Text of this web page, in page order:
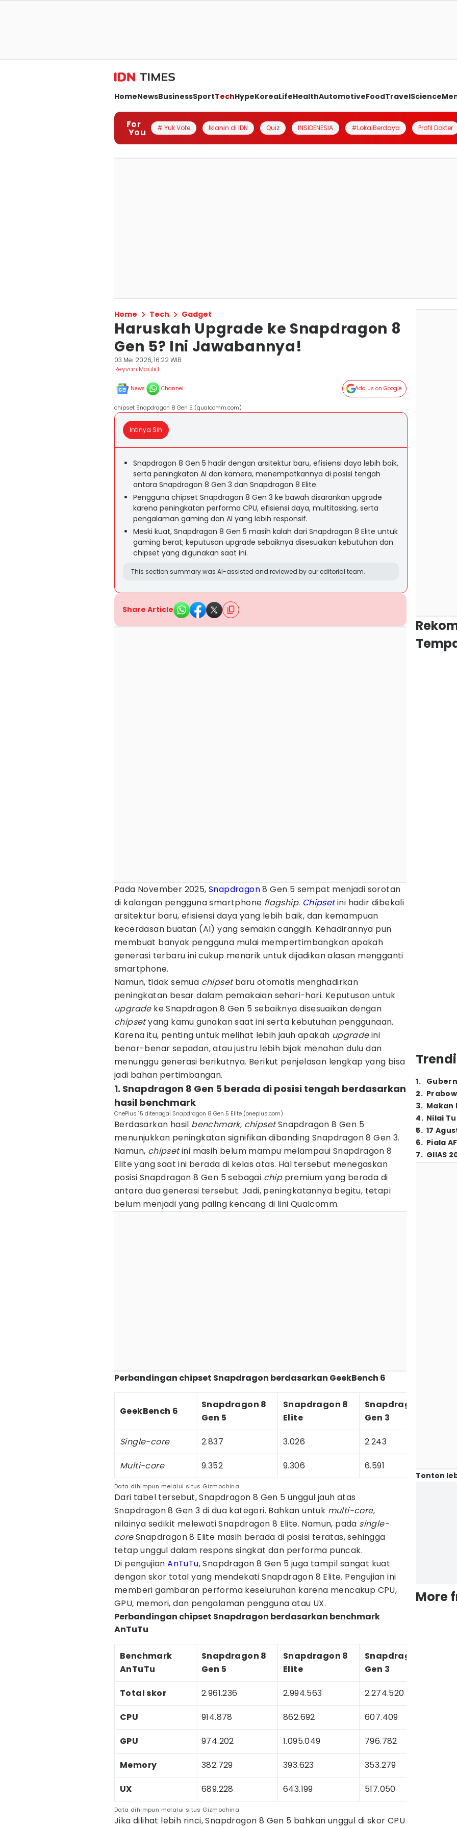
HomeNewsBusinessSportTechHypeKoreaLifeHealthAutomotiveFoodTravelScience
For
You # Yuk Vote Iklanin di IDN Quiz INSIDENESIA #LokalBerdaya Profil Dokter
Home Tech Gadget
Haruskah Upgrade ke Snapdragon 8
Gen 5? Ini Jawabannya!
03 Mei 2026, 16:22 WIB
Reyvan Maulid
News Channel Add Us on Google
chipset Snapdragon 8 Gen 5 (qualcomm.com)
Intinya Sih
Snapdragon 8 Gen 5 hadir dengan arsitektur baru, efisiensi daya lebih baik,
serta peningkatan AI dan kamera, menempatkannya di posisi tengah
antara Snapdragon 8 Gen 3 dan Snapdragon 8 Elite.
Pengguna chipset Snapdragon 8 Gen 3 ke bawah disarankan upgrade
karena peningkatan performa CPU, efisiensi daya, multitasking, serta
pengalaman gaming dan AI yang lebih responsif.
Meski kuat, Snapdragon 8 Gen 5 masih kalah dari Snapdragon 8 Elite untuk
gaming berat; keputusan upgrade sebaiknya disesuaikan kebutuhan dan
chipset yang digunakan saat ini.
This section summary was AI-assisted and reviewed by our editorial team.
Share Article
Pada November 2025, Snapdragon8 Gen 5 sempat menjadi sorotan
di kalangan pengguna smartphone flagship. Chipsetini hadir dibekali
arsitektur baru, efisiensi daya yang lebih baik, dan kemampuan
kecerdasan buatan (AI) yang semakin canggih. Kehadirannya pun
membuat banyak pengguna mulai mempertimbangkan apakah
generasi terbaru ini cukup menarik untuk dijadikan alasan mengganti
smartphone.
Namun, tidak semua chipsetbaru otomatis menghadirkan
peningkatan besar dalam pemakaian sehari-hari. Keputusan untuk
upgradeke Snapdragon 8 Gen 5 sebaiknya disesuaikan dengan
chipsetyang kamu gunakan saat ini serta kebutuhan penggunaan.
Karena itu, penting untuk melihat lebih jauh apakah upgradeini
benar-benar sepadan, atau justru lebih bijak menahan dulu dan
menunggu generasi berikutnya. Berikut penjelasan lengkap yang bisa
jadi bahan pertimbangan.
1. Snapdragon 8 Gen 5 berada di posisi tengah berdasarkan
hasil benchmark
OnePlus 15 ditenagai Snapdragon 8 Gen 5 Elite (oneplus.com)
Berdasarkan hasil benchmark, chipsetSnapdragon 8 Gen 5
menunjukkan peningkatan signifikan dibanding Snapdragon 8 Gen 3.
Namun, chipsetini masih belum mampu melampaui Snapdragon 8
Elite yang saat ini berada di kelas atas. Hal tersebut menegaskan
posisi Snapdragon 8 Gen 5 sebagai chippremium yang berada di
antara dua generasi tersebut. Jadi, peningkatannya begitu, tetapi
belum menjadi yang paling kencang di lini Qualcomm.
Perbandingan chipset Snapdragon berdasarkan GeekBench 6
Data dihimpun melalui situs Gizmochina
GeekBench 6
Snapdragon 8
Gen 5
Snapdragon 8
Elite
Snapdragon 8
Gen 3
Single-core 2.837 3.026 2.243
Multi-core 9.352 9.306 6.591
Dari tabel tersebut, Snapdragon 8 Gen 5 unggul jauh atas
Snapdragon 8 Gen 3 di dua kategori. Bahkan untuk multi-core,
nilainya sedikit melewati Snapdragon 8 Elite. Namun, pada single-
coreSnapdragon 8 Elite masih berada di posisi teratas, sehingga
tetap unggul dalam respons singkat dan performa puncak.
Di pengujianAnTuTu, Snapdragon 8 Gen 5 juga tampil sangat kuat
dengan skor total yang mendekati Snapdragon 8 Elite. Pengujian ini
memberi gambaran performa keseluruhan karena mencakup CPU,
GPU, memori, dan pengalaman pengguna atau UX.
Perbandingan chipset Snapdragon berdasarkan benchmark
AnTuTu
Data dihimpun melalui situs Gizmochina
Benchmark
AnTuTu
Snapdragon 8
Gen 5
Snapdragon 8
Elite
Snapdragon 8
Gen 3
Total skor 2.961.236 2.994.563 2.274.520
CPU 914.878 862.692 607.409
GPU 974.202 1.095.049 796.782
Memory 382.729 393.623 353.279
UX 689.228 643.199 517.050
Jika dilihat lebih rinci, Snapdragon 8 Gen 5 bahkan unggul di skor CPU
1.
2.
3. Makan
4. Nilai
5. 17
6. Piala
7. GIIAS
Tonton
More